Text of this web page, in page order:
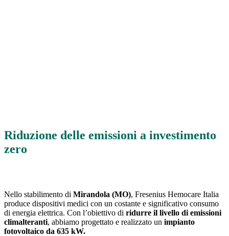
Riduzione delle emissioni a investimento
zero
Nello stabilimento di Mirandola (MO), Fresenius Hemocare Italia
produce dispositivi medici con un costante e significativo consumo
di energia elettrica. Con l’obiettivo di ridurre il livello di emissioni
climalteranti, abbiamo progettato e realizzato un impianto
fotovoltaico da 635 kW.